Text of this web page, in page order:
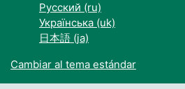
Русский ‎(ru)‎
Українська ‎(uk)‎
日本語 ‎(ja)‎
Cambiar al tema estándar